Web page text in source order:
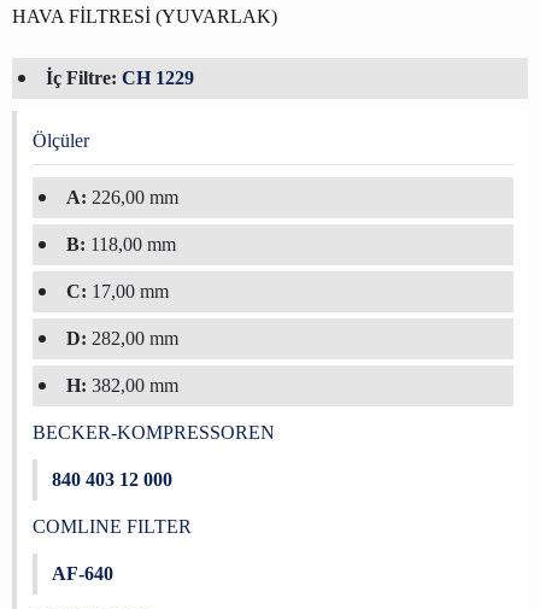
HAVA FİLTRESİ (YUVARLAK)
İç Filtre: CH 1229
Ölçüler
A: 226,00 mm
B: 118,00 mm
C: 17,00 mm
D: 282,00 mm
H: 382,00 mm
BECKER-KOMPRESSOREN
840 403 12 000
COMLINE FILTER
AF-640